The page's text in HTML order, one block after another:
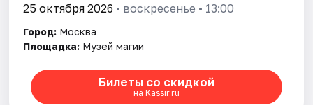
25 октября 2026 • воскресенье • 13:00
Город: Москва
Площадка: Музей магии
Билеты со скидкой
на Kassir.ru